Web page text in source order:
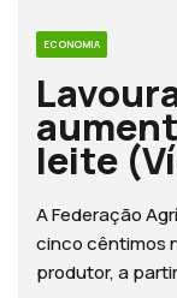
ECONOMIA
leite
A Federação
cinco cêntimos
produtor, a